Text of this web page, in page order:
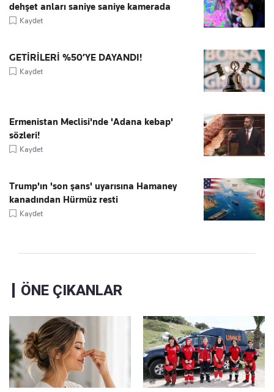
dehşet anları saniye saniye kamerada
Kaydet
GETİRİLERİ %50’YE DAYANDI!
Kaydet
Ermenistan Meclisi'nde 'Adana kebap'
sözleri!
Kaydet
Trump'ın 'son şans' uyarısına Hamaney
kanadından Hürmüz resti
Kaydet
ÖNE ÇIKANLAR